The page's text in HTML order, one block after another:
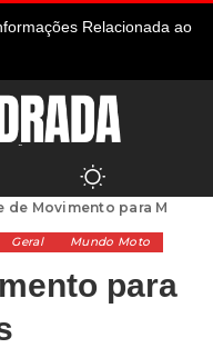
Relacionada ao
Movimento para Motos
Geral Mundo Moto
para